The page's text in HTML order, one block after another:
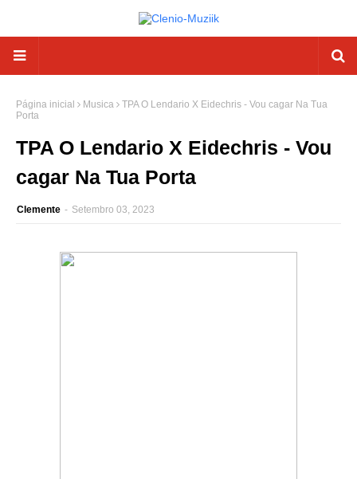
Página inicial Musica
TPA O Lendario X Eidechris - Vou cagar Na Tua
Porta
TPA O Lendario X Eidechris - Vou
cagar Na Tua Porta
Clemente - Setembro 03, 2023